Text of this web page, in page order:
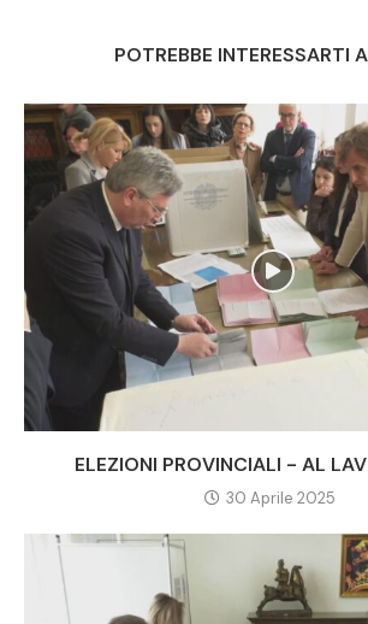
POTREBBE INTERESSARTI
ELEZIONI PROVINCIALI - AL
30 Aprile 2025